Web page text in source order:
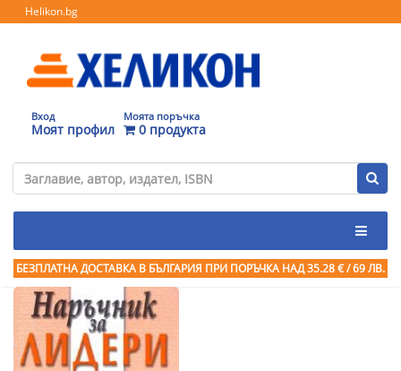
Helikon.bg
Вход
Моят профил
Моята поръчка
0 продукта
БЕЗПЛАТНА ДОСТАВКА В БЪЛГАРИЯ ПРИ ПОРЪЧКА НАД 35.28 € / 69 ЛВ.